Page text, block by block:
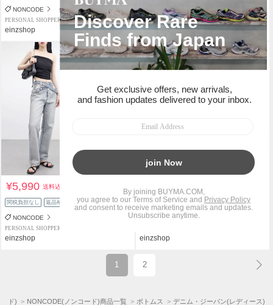
NONCODE
PERSONAL SHOPPER
einzshop
NONCODE
PERSONAL SHOPPER
einzshop
¥5,990送料込
関税負担なし 返品補償
NONCODE
PERSONAL SHOPPER
einzshop
¥8,490
関税負担なし 返品補償
NONCODE
einzshop
1 2
ド) NONCODE(ノンコード)商品一覧 ボトムス デニム・ジーパン(レディース)